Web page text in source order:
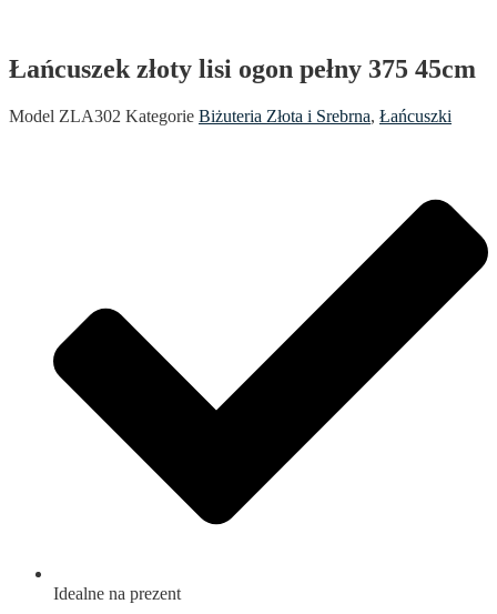
Łańcuszek złoty lisi ogon pełny 375 45cm
Model ZLA302 Kategorie Biżuteria Złota i Srebrna, Łańcuszki
Idealne na prezent